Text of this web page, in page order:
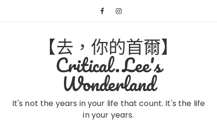
【去，你的首爾】
Critical.Lee's
Wonderland
It's not the years in your life that count. It's the life
in your years.